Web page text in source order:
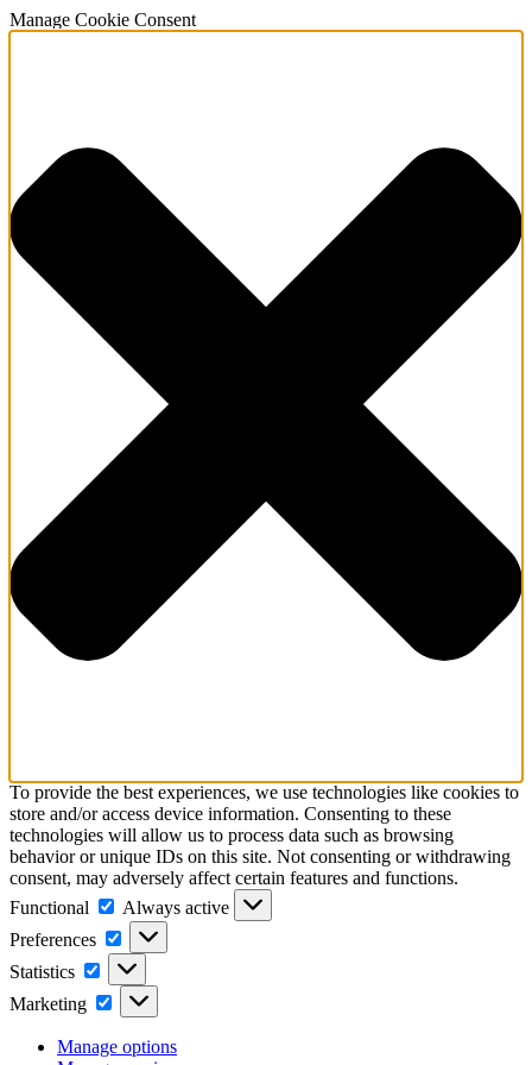
Manage Cookie Consent
To provide the best experiences, we use technologies like cookies to
store and/or access device information. Consenting to these
technologies will allow us to process data such as browsing
behavior or unique IDs on this site. Not consenting or withdrawing
consent, may adversely affect certain features and functions.
Functional
Functional
Always active
Preferences
Preferences
Statistics Statistics
Marketing Marketing
Manage options